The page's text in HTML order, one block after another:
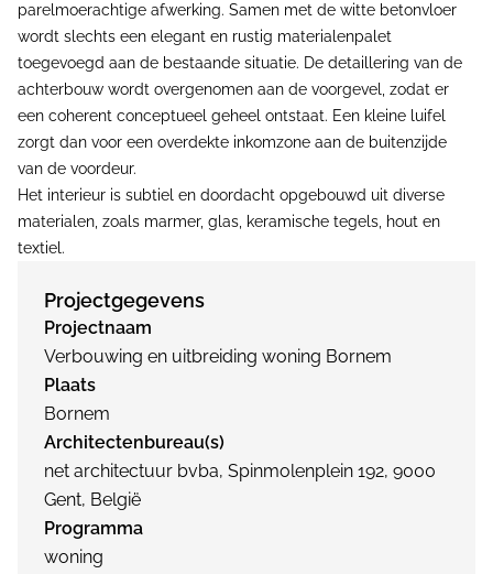
parelmoerachtige afwerking. Samen met de witte betonvloer
wordt slechts een elegant en rustig materialenpalet
toegevoegd aan de bestaande situatie. De detaillering van de
achterbouw wordt overgenomen aan de voorgevel, zodat er
een coherent conceptueel geheel ontstaat. Een kleine luifel
zorgt dan voor een overdekte inkomzone aan de buitenzijde
van de voordeur.
Het interieur is subtiel en doordacht opgebouwd uit diverse
materialen, zoals marmer, glas, keramische tegels, hout en
textiel.
Projectgegevens
Projectnaam
Verbouwing en uitbreiding woning Bornem
Plaats
Bornem
Architectenbureau(s)
net architectuur bvba, Spinmolenplein 192, 9000
Gent, België
Programma
woning